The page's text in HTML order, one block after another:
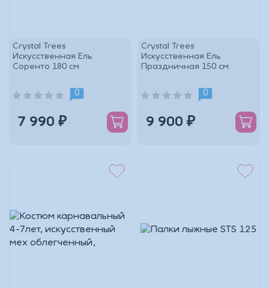
Crystal Trees
Искусственная Ель
Соренто 180 см
0
7 990 ₽
Crystal Trees
Искусственная Ель
Праздничная 150 см
0
9 900 ₽